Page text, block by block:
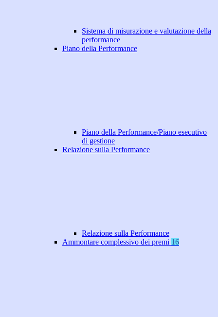
Sistema di misurazione e valutazione della
performance
Piano della Performance
Piano della Performance/Piano esecutivo
di gestione
Relazione sulla Performance
Relazione sulla Performance
Ammontare complessivo dei premi 16